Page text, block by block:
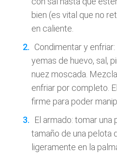
bien (es vital que no
en caliente.
Condimentar y
yemas de huevo, sal,
nuez moscada.
enfriar por completo.
firme para poder
El armado: tomar una
tamaño de una pelota
ligeramente en la